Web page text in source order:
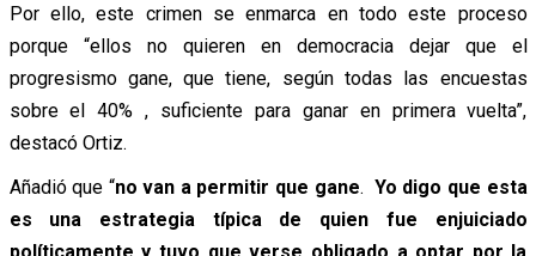
Por ello, este crimen se enmarca en todo este proceso
porque “ellos no quieren en democracia dejar que el
progresismo gane, que tiene, según todas las encuestas
sobre el 40% , suficiente para ganar en primera vuelta”,
destacó Ortiz.
Añadió que “no van a permitir que gane. Yo digo que esta
es una estrategia típica de quien fue enjuiciado
políticamente y tuvo que verse obligado a optar por la